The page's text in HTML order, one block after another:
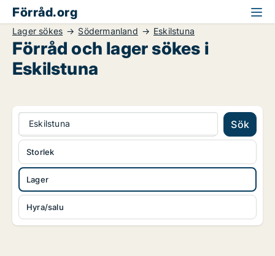
Förråd.org
Lager sökes Södermanland Eskilstuna
Förråd och lager sökes i
Eskilstuna
Eskilstuna Sök
Lager
Hyra/salu
Storlek